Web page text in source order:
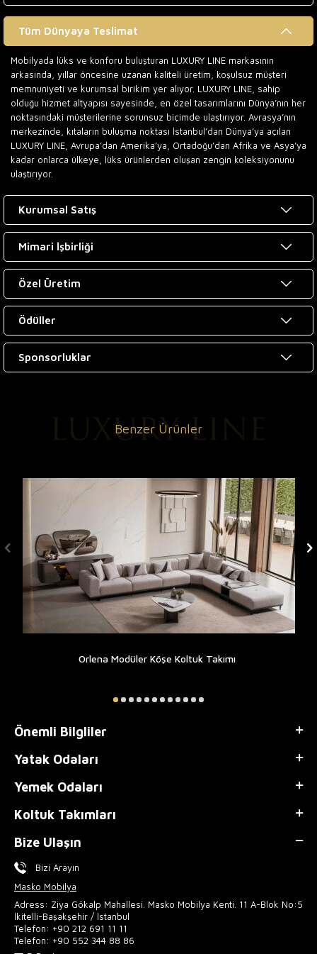
Tüm Dünyaya Teslimat
Mobilyada lüks ve konforu buluşturan LUXURY LINE markasının
arkasında, yıllar öncesine uzanan kaliteli üretim, koşulsuz müşteri
memnuniyeti ve kurumsal birikim yer alıyor. LUXURY LINE, sahip
olduğu hizmet altyapısı sayesinde, en özel tasarımlarını Dünya’nın her
noktasındaki müşterilerine sorunsuz biçimde ulaştırıyor. Avrasya’nın
merkezinde, kıtaların buluşma noktası İstanbul’dan Dünya’ya açılan
LUXURY LINE, Avrupa’dan Amerika’ya, Ortadoğu’dan Afrika ve Asya’ya
kadar onlarca ülkeye, lüks ürünlerden oluşan zengin koleksiyonunu
ulaştırıyor.
Kurumsal Satış
Mimari İşbirliği
Özel Üretim
Ödüller
Sponsorluklar
Benzer Ürünler
Orlena Modüler Köşe Koltuk Takımı
Önemli Bilgliler
Yatak Odaları
Yemek Odaları
Koltuk Takımları
Bize Ulaşın
Bizi Arayın
Masko Mobilya
Adress: Ziya Gökalp Mahallesi. Masko Mobilya Kenti. 11 A-Blok No:5
İkitelli-Başakşehir / İstanbul
Telefon: +90 212 691 11 11
Telefon: +90 552 344 88 86